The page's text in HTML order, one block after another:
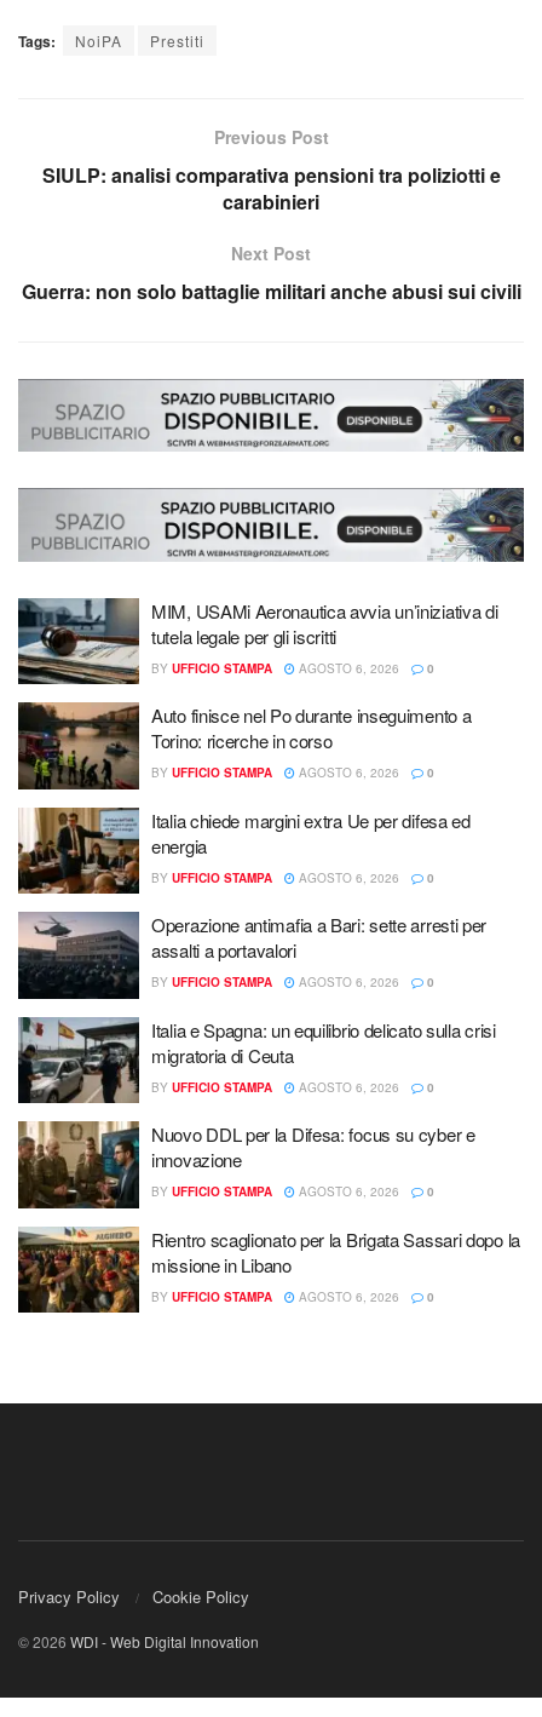
Tags: NoiPA Prestiti
Previous Post
SIULP: analisi comparativa pensioni tra poliziotti e
carabinieri
Next Post
Guerra: non solo battaglie militari anche abusi sui civili
MIM, USAMi Aeronautica avvia un’iniziativa di
tutela legale per gli iscritti
BY UFFICIO STAMPA AGOSTO 6, 2026 0
Auto finisce nel Po durante inseguimento a
Torino: ricerche in corso
BY UFFICIO STAMPA AGOSTO 6, 2026 0
Italia chiede margini extra Ue per difesa ed
energia
BY UFFICIO STAMPA AGOSTO 6, 2026 0
Operazione antimafia a Bari: sette arresti per
assalti a portavalori
BY UFFICIO STAMPA AGOSTO 6, 2026 0
Italia e Spagna: un equilibrio delicato sulla crisi
migratoria di Ceuta
BY UFFICIO STAMPA AGOSTO 6, 2026 0
Nuovo DDL per la Difesa: focus su cyber e
innovazione
BY UFFICIO STAMPA AGOSTO 6, 2026 0
Rientro scaglionato per la Brigata Sassari dopo la
missione in Libano
BY UFFICIO STAMPA AGOSTO 6, 2026 0
Privacy Policy Cookie Policy
© 2026 WDI - Web Digital Innovation